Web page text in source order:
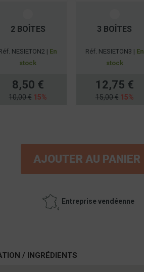
2 BOÎTES
NESIETON2 | En
stock
8,50 €
10,00 € 15%
3 BOÎTES
Réf. NESIETON3 | En
stock
12,75 €
15,00 €15%
AJOUTER AU PANIER
Entreprise vendéenne
/ INGRÉDIENTS